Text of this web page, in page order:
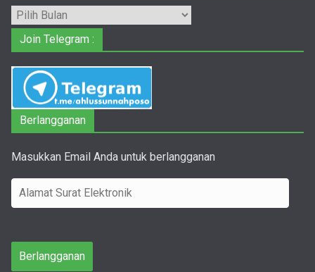
Arsip
Join Telegram :
Berlangganan
Masukkan Email Anda untuk berlangganan
l
m
Berlangganan